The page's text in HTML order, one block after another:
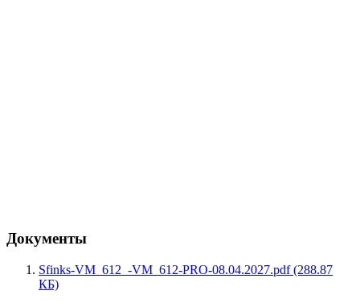
Документы
Sfinks-VM_612_-VM_612-PRO-08.04.2027.pdf (288.87
КБ)